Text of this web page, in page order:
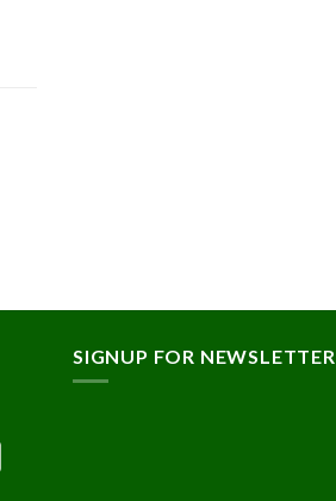
SIGNUP FOR NEWSLETTER